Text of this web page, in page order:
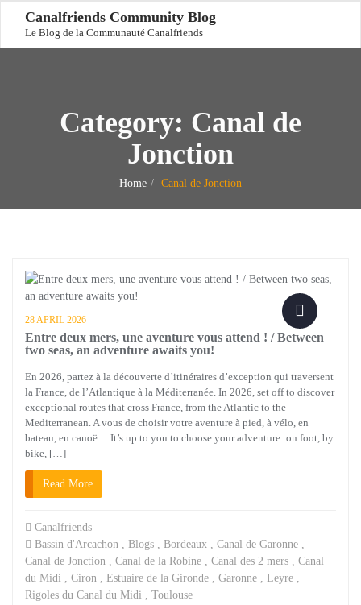
Canalfriends Community Blog
Le Blog de la Communauté Canalfriends
Category: Canal de
Jonction
Home Canal de Jonction
28 APRIL 2026
Entre deux mers, une aventure vous attend ! / Between
two seas, an adventure awaits you!
En 2026, partez à la découverte d’itinéraires d’exception qui traversent
la France, de l’Atlantique à la Méditerranée. In 2026, set off to discover
exceptional routes that cross France, from the Atlantic to the
Mediterranean. A vous de choisir votre aventure à pied, à vélo, en
bateau, en canoë… It’s up to you to choose your adventure: on foot, by
bike, […]
Read More
Canalfriends
Bassin d'Arcachon , Blogs , Bordeaux , Canal de Garonne ,
Canal de Jonction , Canal de la Robine , Canal des 2 mers , Canal
du Midi , Ciron , Estuaire de la Gironde , Garonne , Leyre ,
Rigoles du Canal du Midi , Toulouse